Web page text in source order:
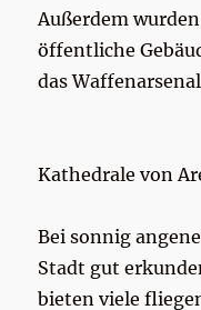
Außerdem
öffentliche
das
Kathedrale von
Bei sonnig
Stadt gut
bieten viele